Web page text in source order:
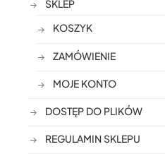
SKLEP
KOSZYK
ZAMÓWIENIE
MOJE KONTO
DOSTĘP DO PLIKÓW
REGULAMIN SKLEPU